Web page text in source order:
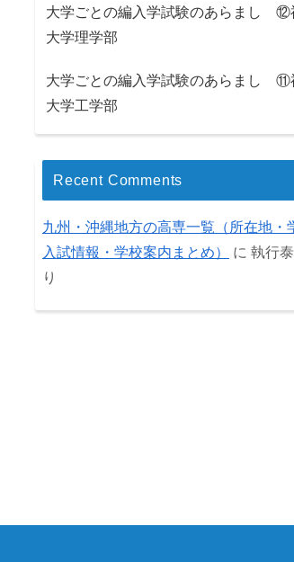
大学ごとの編入学試験のあらまし ⑫
大学理学部
大学ごとの編入学試験のあらまし ⑪
大学工学部
Recent Comments
九州・沖縄地方の高専一覧（所在地・
入試情報・学校案内まとめ）
に 執行
り